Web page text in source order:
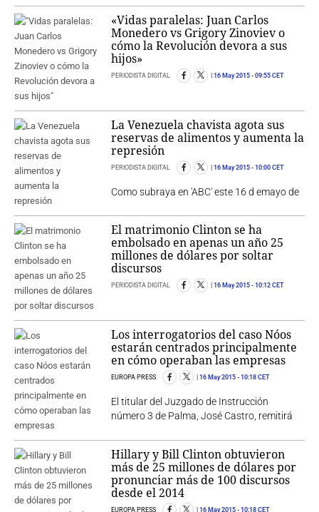
«Vidas paralelas: Juan Carlos
Monedero vs Grigory Zinoviev o
cómo la Revolución devora a sus
hijos»
PERIODISTA DIGITAL 16 May 2015 - 09:55 CET
La Venezuela chavista agota sus
reservas de alimentos y aumenta la
represión
PERIODISTA DIGITAL 16 May 2015 - 10:00 CET
Como subraya en 'ABC' este 16 d emayo de
El matrimonio Clinton se ha
embolsado en apenas un año 25
millones de dólares por soltar
discursos
PERIODISTA DIGITAL 16 May 2015 - 10:12 CET
Los interrogatorios del caso Nóos
estarán centrados principalmente
en cómo operaban las empresas
EUROPA PRESS 16 May 2015 - 10:18 CET
El titular del Juzgado de Instrucción
número 3 de Palma, José Castro, remitirá
Hillary y Bill Clinton obtuvieron
más de 25 millones de dólares por
pronunciar más de 100 discursos
desde el 2014
EUROPA PRESS 16 May 2015 - 10:18 CET